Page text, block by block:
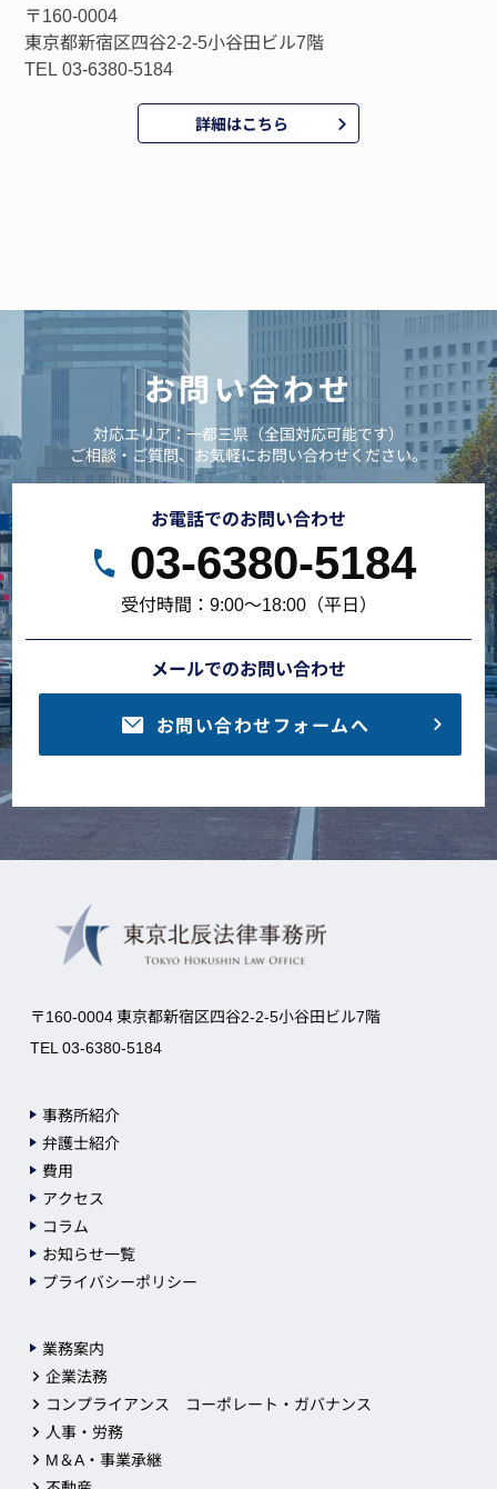
〒160-0004
東京都新宿区四谷2-2-5小谷田ビル7階
TEL 03-6380-5184
詳細はこちら
お問い合わせ
対応エリア：一都三県（全国対応可能です）
ご相談・ご質問、お気軽にお問い合わせください。
お電話でのお問い合わせ
03-6380-5184
受付時間：9:00～18:00（平日）
メールでのお問い合わせ
お問い合わせフォームへ
〒160-0004 東京都新宿区四谷2-2-5小谷田ビル7階
TEL 03-6380-5184
事務所紹介
弁護士紹介
費用
アクセス
コラム
お知らせ一覧
プライバシーポリシー
業務案内
企業法務
コンプライアンス コーポレート・ガバナンス
人事・労務
M＆A・事業承継